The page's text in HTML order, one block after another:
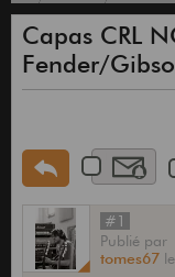
Capas CRL
Fender/
#1
Publié par
tomes67 le